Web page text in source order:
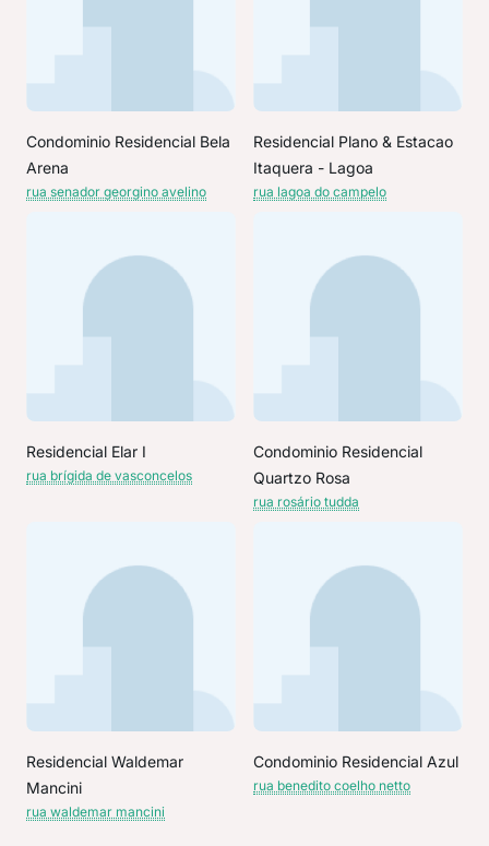
Condominio Residencial Bela
Arena
rua senador georgino avelino
Residencial Plano & Estacao
Itaquera - Lagoa
rua lagoa do campelo
Residencial Elar I
rua brígida de vasconcelos
Condominio Residencial
Quartzo Rosa
rua rosário tudda
Residencial Waldemar
Mancini
rua waldemar mancini
Condominio Residencial Azul
rua benedito coelho netto